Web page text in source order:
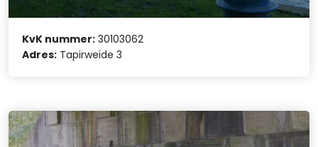
KvK nummer: 30103062
Adres: Tapirweide 3